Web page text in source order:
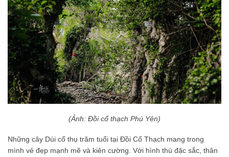
(Ảnh: Đồi cổ thạch Phú Yên)
Những cây Dúi cổ thụ trăm tuổi tại Đồi Cổ Thạch mang trong
mình vẻ đẹp mạnh mẽ và kiên cường. Với hình thù đặc sắc, thân